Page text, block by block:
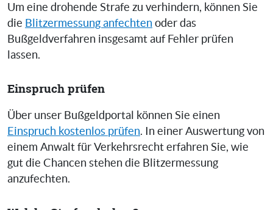
Um eine drohende Strafe zu verhindern, können Sie
die Blitzermessung anfechten oder das
Bußgeldverfahren insgesamt auf Fehler prüfen
lassen.
Einspruch prüfen
Über unser Bußgeldportal können Sie einen
Einspruch kostenlos prüfen. In einer Auswertung von
einem Anwalt für Verkehrsrecht erfahren Sie, wie
gut die Chancen stehen die Blitzermessung
anzufechten.